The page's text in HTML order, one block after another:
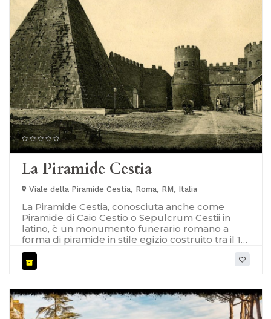
La Piramide Cestia
Viale della Piramide Cestia, Roma, RM, Italia
La Piramide Cestia, conosciuta anche come
Piramide di Caio Cestio o Sepulcrum Cestii in
latino, è un monumento funerario romano a
forma di piramide in stile egizio costruito tra il 18
e il 12 a.C. Si trova nelle immediate adiacenze di
Porta San Paolo ed è oggi inglobata nel
perimetro del posteriore cimitero acattolico,
id="attachment_7314" align="alignnone"
width="1024"] Piramide Cestia[/caption] Questo
maestoso monumento fu eretto come tomba